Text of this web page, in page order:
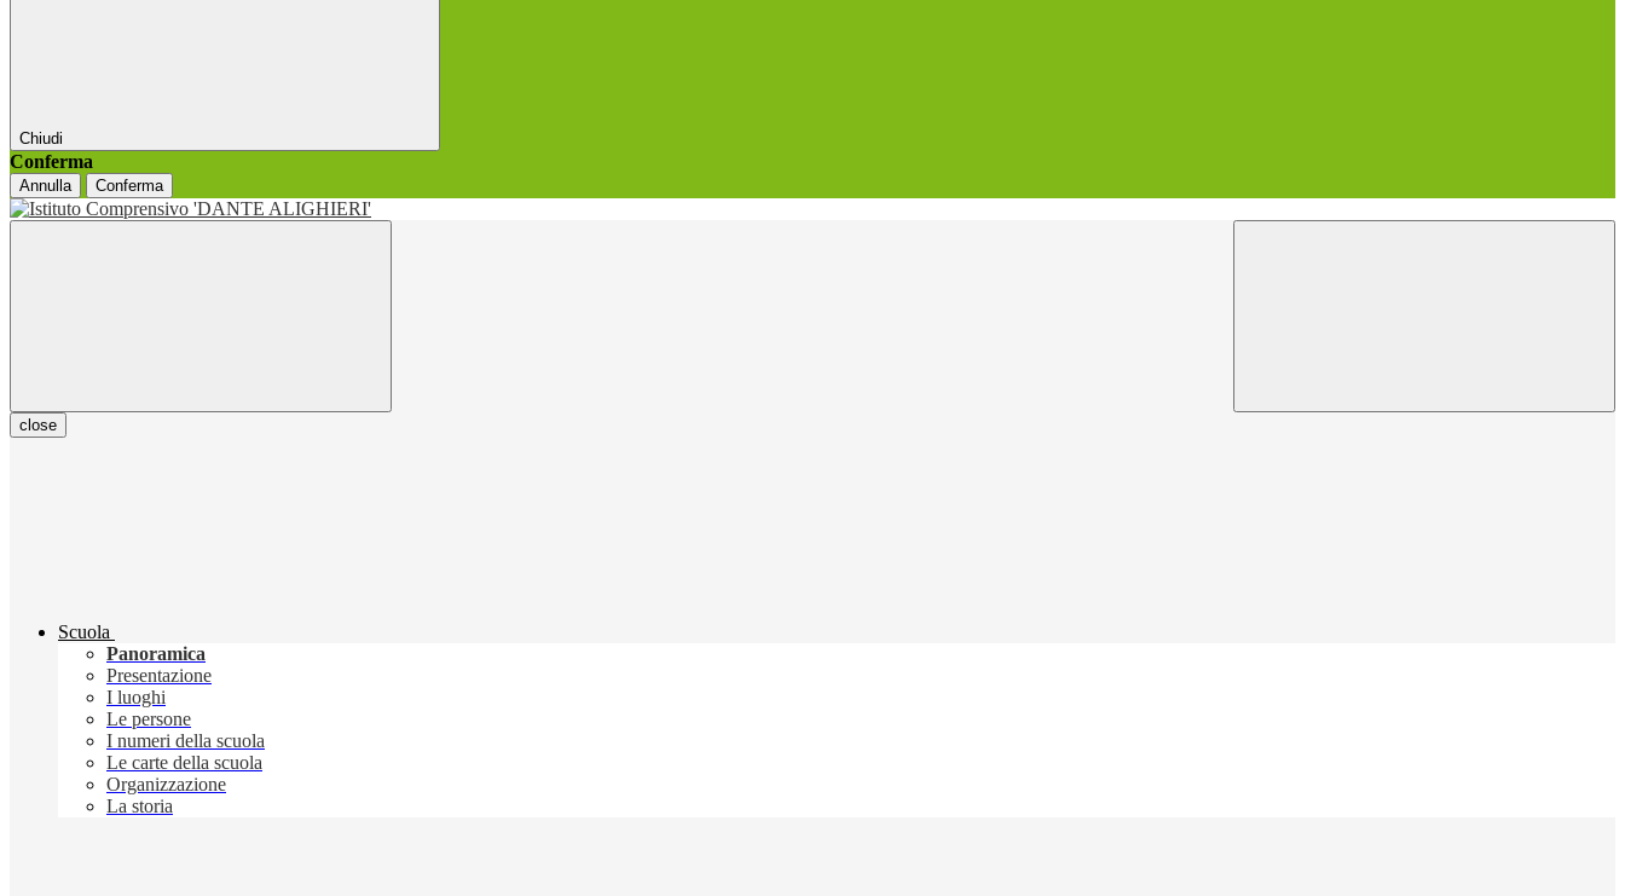
Chiudi
Conferma
Annulla Conferma
close
Scuola
Panoramica
Presentazione
I luoghi
Le persone
I numeri della scuola
Le carte della scuola
Organizzazione
La storia